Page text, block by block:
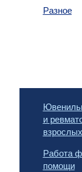
Разное
и
взрослых
Работа
помощи